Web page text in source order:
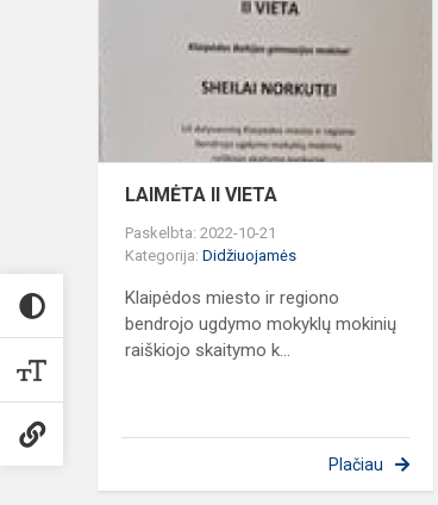
LAIMĖTA II VIETA
Paskelbta: 2022-10-21
Kategorija: Didžiuojamės
Klaipėdos miesto ir regiono
bendrojo ugdymo mokyklų mokinių
raiškiojo skaitymo k...
Plačiau